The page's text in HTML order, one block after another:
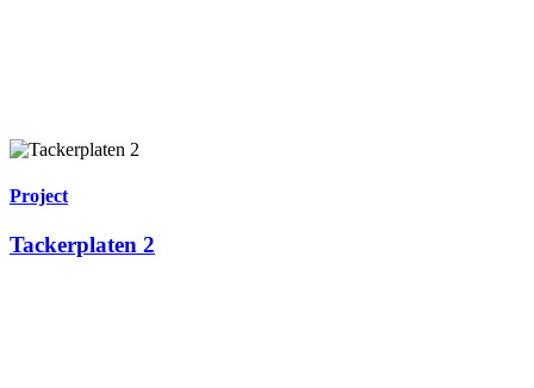
Project
Tackerplaten 2